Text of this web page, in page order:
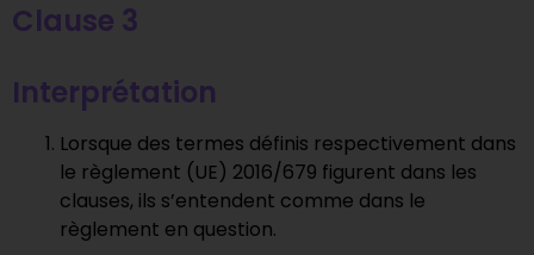
Clause 3
Interprétation
Lorsque des termes définis respectivement dans
le règlement (UE) 2016/679 figurent dans les
clauses, ils s’entendent comme dans le
règlement en question.